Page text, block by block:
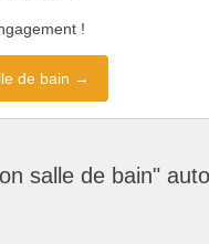
!
de bain →
salle de bain"